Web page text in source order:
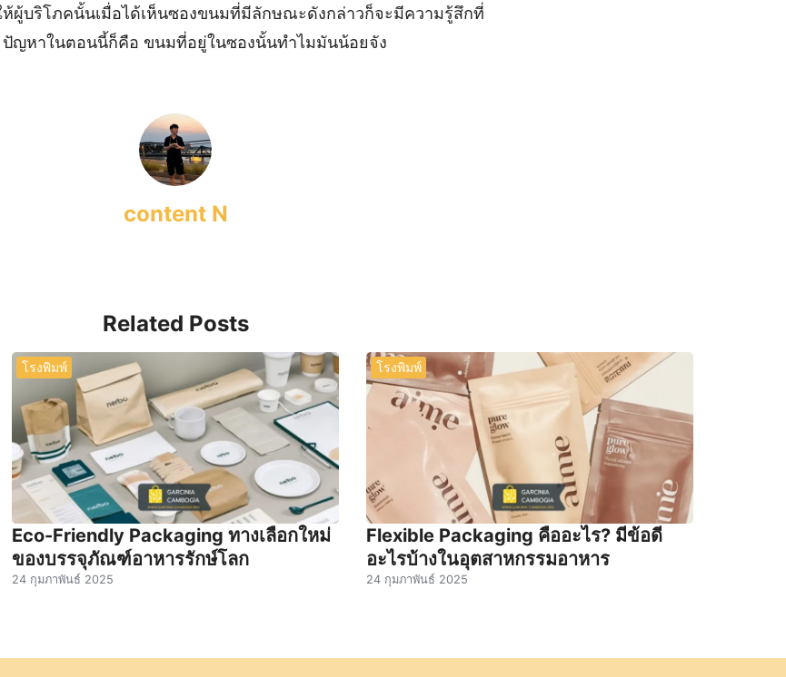
ผู้บริโภคนั้นเมื่อได้เห็นซองขนมที่มีลักษณะดังกล่าวก็จะมีความรู้สึกที่
ปัญหาในตอนนี้ก็คือ ขนมที่อยู่ในซองนั้นทำไมมันน้อยจัง
content N
Related Posts
โรงพิมพ์
Eco-Friendly Packaging ทางเลือกใหม่
ของบรรจุภัณฑ์อาหารรักษ์โลก
24 กุมภาพันธ์ 2025
โรงพิมพ์
Flexible Packaging คืออะไร? มีข้อดี
อะไรบ้างในอุตสาหกรรมอาหาร
24 กุมภาพันธ์ 2025